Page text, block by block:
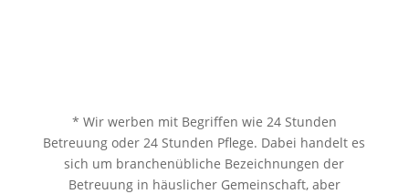
* Wir werben mit Begriffen wie 24 Stunden
Betreuung oder 24 Stunden Pflege. Dabei handelt es
sich um branchenübliche Bezeichnungen der
Betreuung in häuslicher Gemeinschaft, aber